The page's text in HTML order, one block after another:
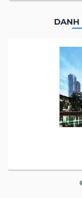
DANH